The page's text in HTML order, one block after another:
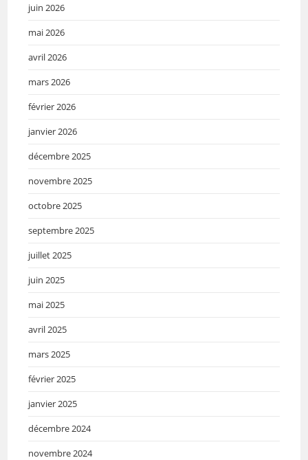
juin 2026
mai 2026
avril 2026
mars 2026
février 2026
janvier 2026
décembre 2025
novembre 2025
octobre 2025
septembre 2025
juillet 2025
juin 2025
mai 2025
avril 2025
mars 2025
février 2025
janvier 2025
décembre 2024
novembre 2024